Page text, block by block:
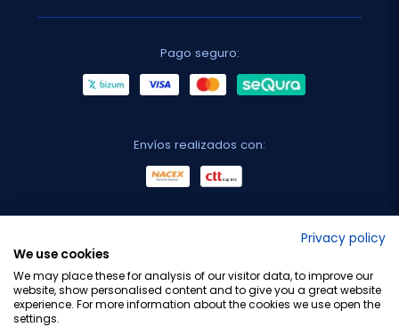
Pago seguro:
Envíos realizados con:
Privacy policy
We use cookies
We may place these for analysis of our visitor data, to improve our
website, show personalised content and to give you a great website
experience. For more information about the cookies we use open the
settings.